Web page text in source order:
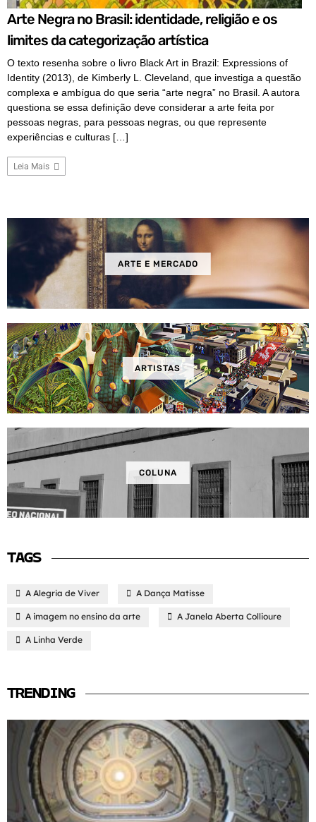
Arte Negra no Brasil: identidade, religião e os
limites da categorização artística
O texto resenha sobre o livro Black Art in Brazil: Expressions of
Identity (2013), de Kimberly L. Cleveland, que investiga a questão
complexa e ambígua do que seria “arte negra” no Brasil. A autora
questiona se essa definição deve considerar a arte feita por
pessoas negras, para pessoas negras, ou que represente
experiências e culturas […]
Leia Mais
ARTE E MERCADO
ARTISTAS
COLUNA
TAGS
A Alegria de Viver A Dança Matisse
A imagem no ensino da arte A Janela Aberta Collioure
A Linha Verde
TRENDING